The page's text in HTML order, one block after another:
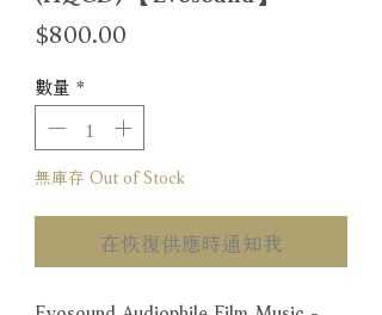
$800.00
數量 *
無庫存 Out of Stock
在恢復供應時通知我